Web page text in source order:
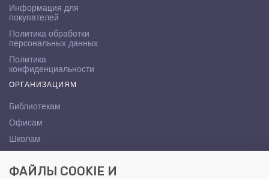
Информация для
покупателей
Политика обработки
персональных данных
Политика
конфиденциальности
ОРГАНИЗАЦИЯМ
Библиотекам
Офисам
Школам
КОНТАКТЫ
ФАЙЛЫ COOKIE И